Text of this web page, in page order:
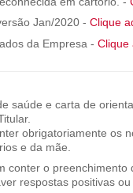
Jan/2020 - Clique
da Empresa - Clique
saúde e carta de
obrigatoriamente os
e da mãe.
conter o preenchimento
respostas positivas ou